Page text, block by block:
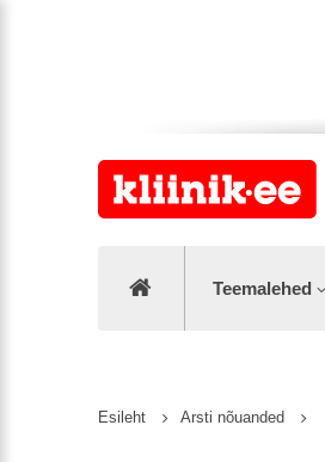
Teemalehed
Esileht Arsti nõuanded